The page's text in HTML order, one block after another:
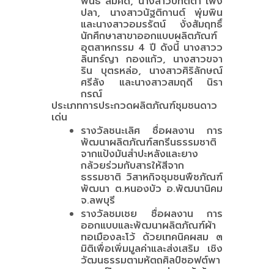
ปลา, นางสาวนัฐติกานต์ พุ่มพิน
และนางสาวอมรรัตน์ งั่งสัมฤทธิ์
นักศึกษาสาขาออกแบบผลิตภัณฑ์
อุตสาหกรรม 4 ปี ดังนี้ นางสาวว
ลินทร์ญา กองแก้ว, นางสาวขจา
ริน บุตรหล่อ, นางสาวศิริลักษณ์
ศรีลัง และนางสาวสมฤดี นิรา
กรณ์
ประเภทการประกวดผลิตภัณฑ์ชุมชนดาว
เด่น
รางวัลชนะเลิศ ชื่อผลงาน การ
พัฒนาผลิตภัณฑ์สกรีนธรรมชาติ
จากแป้งมันสำปะหลังและยาง
กล้วยร่วมกับสารให้สีจาก
ธรรมชาติ วิสาหกิจชุมชนพืชภัณฑ์
พัฒนา ต.หนองบัว อ.พัฒนานิคม
จ.ลพบุรี
รางวัลชมเชย ชื่อผลงาน การ
ออกแบบและพัฒนาผลิตภัณฑ์ผ้า
ทอเมืองละโว้ ด้วยเทคนิคผสม ๓
มิติเพื่อเพิ่มมูลค่าและส่งเสริม เชิง
วัฒนธรรมตามหัตถศิลป์ซอฟต์พา